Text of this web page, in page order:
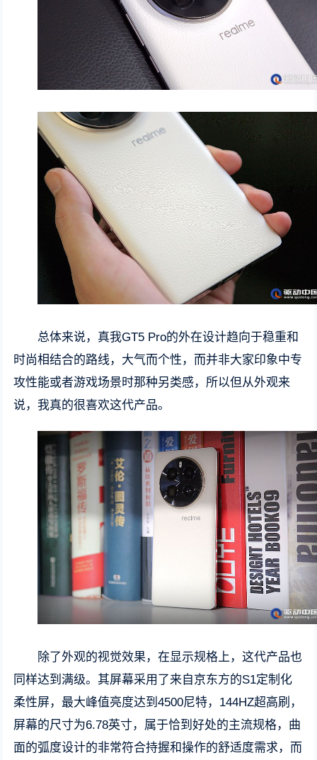
总体来说，真我GT5 Pro的外在设计趋向于稳重和
时尚相结合的路线，大气而个性，而并非大家印象中专
攻性能或者游戏场景时那种另类感，所以但从外观来
说，我真的很喜欢这代产品。
除了外观的视觉效果，在显示规格上，这代产品也
同样达到满级。其屏幕采用了来自京东方的S1定制化
柔性屏，最大峰值亮度达到4500尼特，144HZ超高刷，
屏幕的尺寸为6.78英寸，属于恰到好处的主流规格，曲
面的弧度设计的非常符合持握和操作的舒适度需求，而